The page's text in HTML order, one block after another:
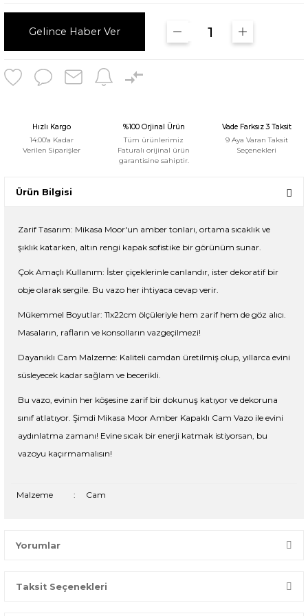
Gelince Haber Ver
Hızlı Kargo
14:00'a Kadar
Verilen Siparişler
%100 Orjinal Ürün
Tüm ürünlerimiz
Faturalı orijinal ürün
garantisine sahiptir.
Vade Farksız 3 Taksit
9 Aya Varan Taksit
Seçenekleri
Ürün Bilgisi
Zarif Tasarım: Mikasa Moor'un amber tonları, ortama sıcaklık ve
şıklık katarken, altın rengi kapak sofistike bir görünüm sunar.
Çok Amaçlı Kullanım: İster çiçeklerinle canlandır, ister dekoratif bir
obje olarak sergile. Bu vazo her ihtiyaca cevap verir.
Mükemmel Boyutlar: 11x22cm ölçüleriyle hem zarif hem de göz alıcı.
Masaların, rafların ve konsolların vazgeçilmezi!
Dayanıklı Cam Malzeme: Kaliteli camdan üretilmiş olup, yıllarca evini
süsleyecek kadar sağlam ve becerikli.
Bu vazo, evinin her köşesine zarif bir dokunuş katıyor ve dekoruna
sınıf atlatıyor. Şimdi Mikasa Moor Amber Kapaklı Cam Vazo ile evini
aydınlatma zamanı! Evine sıcak bir enerji katmak istiyorsan, bu
vazoyu kaçırmamalısın!
Malzeme : Cam
Yorumlar
Bir dakikanızı ayırın, yorumunuzla başkalarının doğru seçim
Taksit Seçenekleri